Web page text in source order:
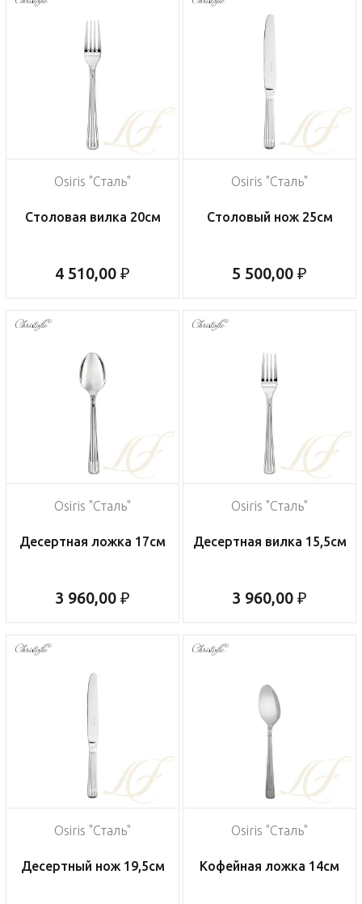
Osiris "Сталь"
Столовая вилка 20см
4 510,00 ₽
Osiris "Сталь"
Столовый нож 25см
5 500,00 ₽
Osiris "Сталь"
Десертная ложка 17см
3 960,00 ₽
Osiris "Сталь"
Десертная вилка 15,5см
3 960,00 ₽
Osiris "Сталь"
Десертный нож 19,5см
Osiris "Сталь"
Кофейная ложка 14см